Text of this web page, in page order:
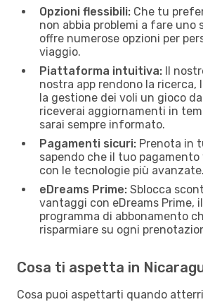
Opzioni flessibili: Che tu
non abbia problemi a fare uno
offre numerose opzioni per
viaggio.
Piattaforma intuitiva: Il
nostra app rendono la ricerca,
la gestione dei voli un gioco
riceverai aggiornamenti in
sarai sempre informato.
Pagamenti sicuri: Prenota in
sapendo che il tuo
con le tecnologie più avanzate.
eDreams Prime: Sblocca
vantaggi con eDreams Prime,
programma di abbonamento
risparmiare su ogni
Cosa ti aspetta in
Cosa puoi aspettarti quando